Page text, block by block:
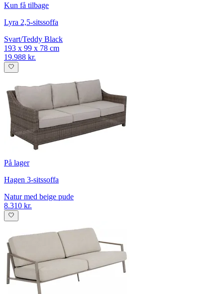
Kun få tilbage
Lyra 2,5-sitssoffa
Svart/Teddy Black
193 x 99 x 78 cm
19.988 kr.
På lager
Hagen 3-sitssoffa
Natur med beige pude
8.310 kr.